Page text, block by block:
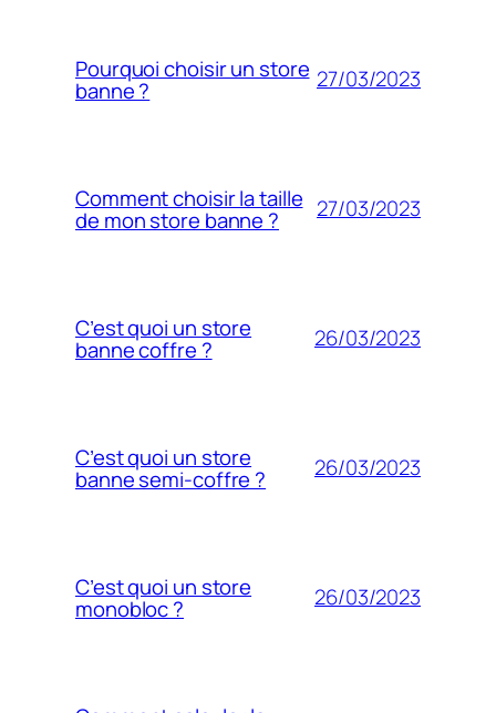
Pourquoi choisir un store
banne ? 27/03/2023
Comment choisir la taille
de mon store banne ? 27/03/2023
C’est quoi un store
banne coffre ? 26/03/2023
C’est quoi un store
banne semi-coffre ? 26/03/2023
C’est quoi un store
monobloc ? 26/03/2023